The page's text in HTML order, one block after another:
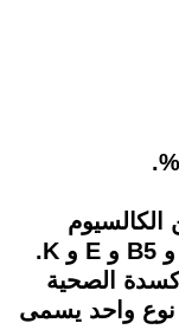
الصحية
نوع واحد يسمى